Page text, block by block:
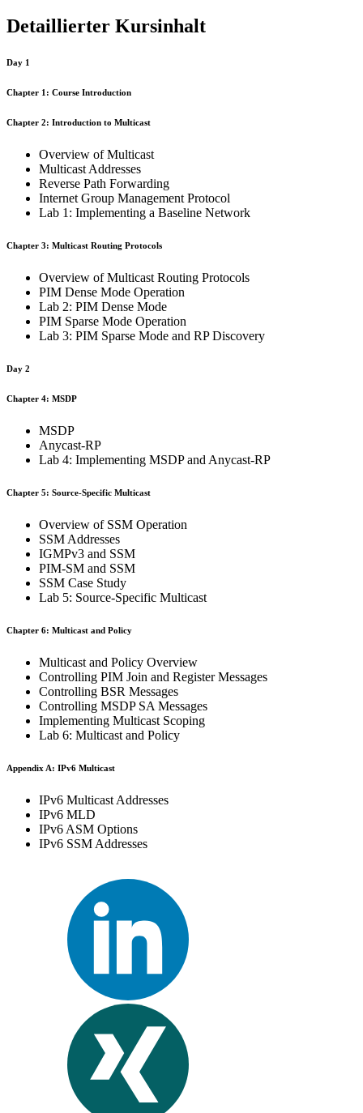
Detaillierter Kursinhalt
Day 1
Chapter 1: Course Introduction
Chapter 2: Introduction to Multicast
Overview of Multicast
Multicast Addresses
Reverse Path Forwarding
Internet Group Management Protocol
Lab 1: Implementing a Baseline Network
Chapter 3: Multicast Routing Protocols
Overview of Multicast Routing Protocols
PIM Dense Mode Operation
Lab 2: PIM Dense Mode
PIM Sparse Mode Operation
Lab 3: PIM Sparse Mode and RP Discovery
Day 2
Chapter 4: MSDP
MSDP
Anycast-RP
Lab 4: Implementing MSDP and Anycast-RP
Chapter 5: Source-Specific Multicast
Overview of SSM Operation
SSM Addresses
IGMPv3 and SSM
PIM-SM and SSM
SSM Case Study
Lab 5: Source-Specific Multicast
Chapter 6: Multicast and Policy
Multicast and Policy Overview
Controlling PIM Join and Register Messages
Controlling BSR Messages
Controlling MSDP SA Messages
Implementing Multicast Scoping
Lab 6: Multicast and Policy
Appendix A: IPv6 Multicast
IPv6 Multicast Addresses
IPv6 MLD
IPv6 ASM Options
IPv6 SSM Addresses